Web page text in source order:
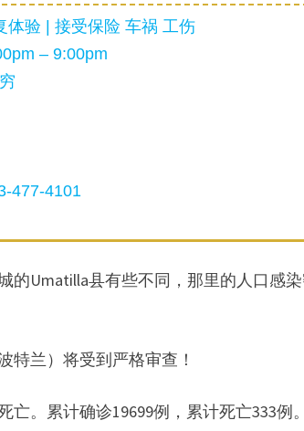
体验 | 接受保险 车祸 工伤
– 9:00pm
477-4101
的Umatilla县有些不同，那里的人口感
特兰）将受到严格审查！
。累计确诊19699例，累计死亡333例。